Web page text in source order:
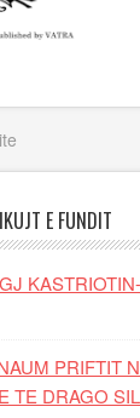
E FUNDIT
KASTRIOTIN-
PRIFTIT
TE DRAGO